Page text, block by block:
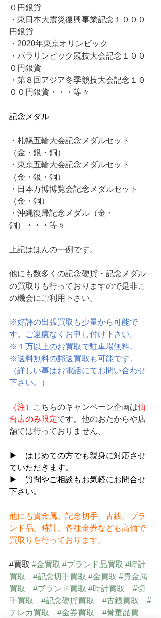
０円銀貨
・東日本大震災復興事業記念１０００
円銀貨
・2020年東京オリンピック
・パラリンピック競技大会記念１００
０円銀貨
・第８回アジア冬季競技大会記念１０
００円銀貨・・・等々
記念メダル
・札幌五輪大会記念メダルセット
（金・銀・銅）
・東京五輪大会記念メダルセット
（金・銀・銅）
・日本万博博覧会記念メダルセット
（金・銅）
・沖縄復帰記念メダル（金・
銅）・・・等々
上記はほんの一例です。
他にも数多くの記念硬貨・記念メダル
の買取りも行っておりますので是非こ
の機会にご利用下さい。
※好評の出張買取も少量から可能で
す。ご遠慮なくお申し付け下さい。
※１万以上のお買取で駐車場無料。
※送料無料の郵送買取も可能です。
（詳しい事はお電話にてお問い合わせ
下さい。）
（注） こちらのキャンペーン企画は仙
台店のみ限定です。他のおたからや店
舗では行っておりません。
▶　はじめての方でも親身に対応させ
ていただきます。
▶　質問やご相談もお気軽にお問合せ
下さい。
他にも貴金属、記念切手、古銭、ブラ
ンド品、時計、各種金券なども高価で
買取りを行っております。
#買取 #金買取 #ブランド品買取 #時計
買取
#記念切手買取 #金買取 #貴金属
買取
#ブランド買取 #時計買取
#切
手買取
#記念硬貨買取 #古銭買取
#
テレカ買取
#金券買取
#骨董品買